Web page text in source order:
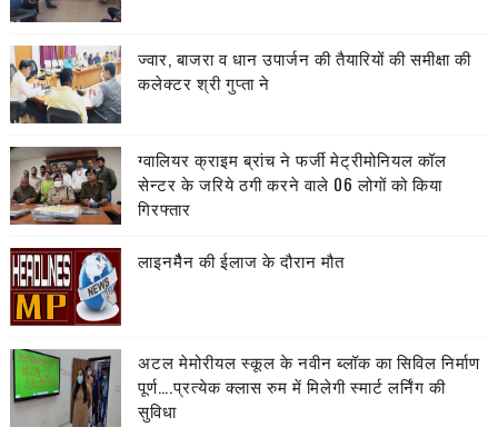
ज्वार, बाजरा व धान उपार्जन की तैयारियों की समीक्षा की
कलेक्टर श्री गुप्ता ने
ग्वालियर क्राइम ब्रांच ने फर्जी मेट्रीमोनियल कॉल
सेन्टर के जरिये ठगी करने वाले 06 लोगों को किया
गिरफ्तार
लाइनमैैन की ईलाज के दौरान मौत
अटल मेमोरीयल स्कूल के नवीन ब्लॉक का सिविल निर्माण
पूर्ण….प्रत्येक क्लास रुम में मिलेगी स्मार्ट लर्निंग की
सुविधा